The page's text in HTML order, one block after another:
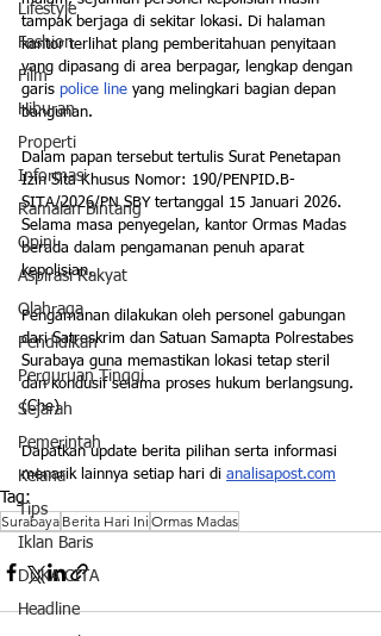
Lifestyle
Fashion
Film
Hiburan
Properti
Informasi
Ramalan Bintang
Opini
Aspirasi Rakyat
Olahraga
Pendidikan
Perguruan Tinggi
Sejarah
Pemerintah
Kelana
Tips
Iklan Baris
DUKA CITA
Headline
tampak berjaga di sekitar lokasi. Di halaman
kantor terlihat plang pemberitahuan penyitaan
yang dipasang di area berpagar, lengkap dengan
garis police line yang melingkari bagian depan
bangunan.
Dalam papan tersebut tertulis Surat Penetapan
Izin Sita Khusus Nomor: 190/PENPID.B-
SITA/2026/PN SBY tertanggal 15 Januari 2026.
Selama masa penyegelan, kantor Ormas Madas
berada dalam pengamanan penuh aparat
kepolisian.
Pengamanan dilakukan oleh personel gabungan
dari Satreskrim dan Satuan Samapta Polrestabes
Surabaya guna memastikan lokasi tetap steril
dan kondusif selama proses hukum berlangsung.
(Che)
Dapatkan update berita pilihan serta informasi
menarik lainnya setiap hari di analisapost.com
Tag:
Surabaya Berita Hari Ini Ormas Madas